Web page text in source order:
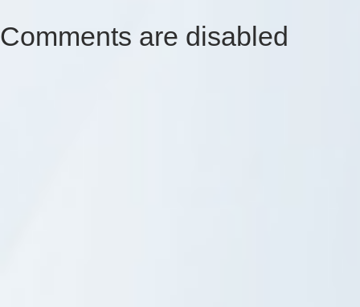
Comments are disabled